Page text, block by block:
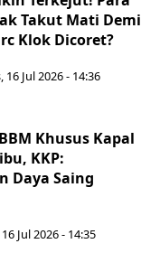
Takut Mati Demi
Klok Dicoret?
16 Jul 2026 - 14:36
Khusus Kapal
KKP:
Daya Saing
Jul 2026 - 14:35